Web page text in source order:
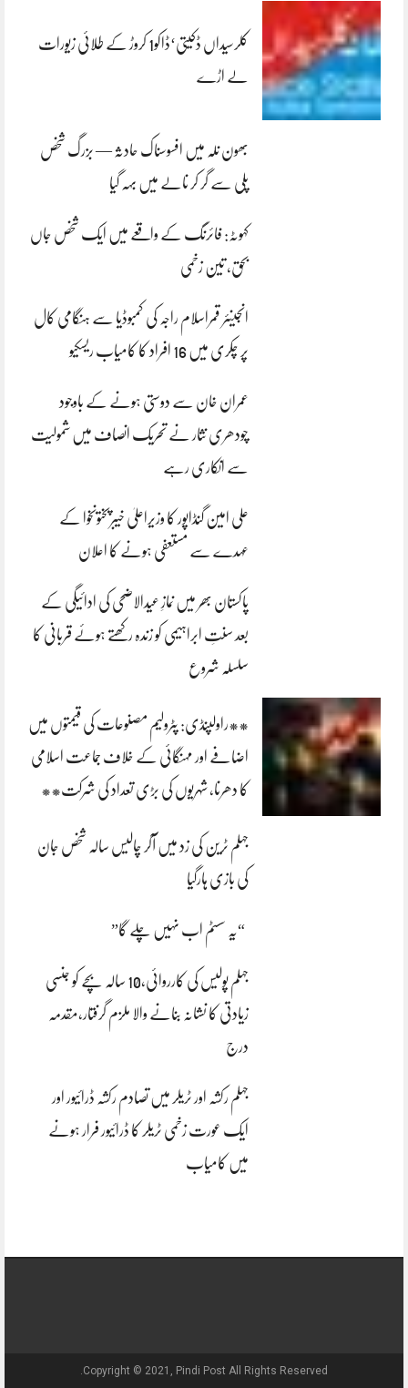
کلرسیداں ڈکیتی‘ڈاکو1 کروڑ کے طلائی زیورات
لے اڑے
بھون نلہ میں افسوسناک حادثہ — بزرگ شخص
پلی سے گر کر نالے میں بہہ گیا
کہوٹہ: فائرنگ کے واقعے میں ایک شخص جاں
بحق، تین زخمی
انجینئر قمراسلام راجہ کی کمبوڈیا سے ہنگامی کال
پر چکری میں 16 افراد کا کامیاب ریسکیو
عمران خان سے دوستی ہونے کے باوجود
چودھری نثار نے تحریک انصاف میں شمولیت
سے انکاری رہے
علی امین گنڈاپور کا وزیراعلیٰ خیبرپختونخوا کے
عہدے سے مستعفی ہونے کا اعلان
پاکستان بھر میں نمازِ عیدالاضحی کی ادائیگی کے
بعد سنتِ ابراہیمی کو زندہ رکھتے ہوئے قربانی کا
سلسلہ شروع
**راولپنڈی: پٹرولیم مصنوعات کی قیمتوں میں
اضافے اور مہنگائی کے خلاف جماعت اسلامی
کا دھرنا، شہریوں کی بڑی تعداد کی شرکت**
جہلم ٹرین کی زد میں آکر چالیس سالہ شخص جان
کی بازی ہارگیا
“یہ سسٹم اب نہیں چلے گا”
جہلم پولیس کی کارروائی،10 سالہ بچے کو جنسی
زیادتی کا نشانہ بنانے والا ملزم گرفتار،مقدمہ
درج
جہلم رکشہ اور ٹریلر میں تصادم رکشہ ڈرائیور اور
ایک عورت زخمی ٹریلر کا ڈرائیور فرار ہونے
میں کامیاب
Copyright © 2021, Pindi Post All Rights Reserved.